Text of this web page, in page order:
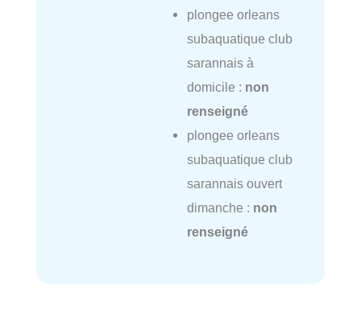
plongee orleans
subaquatique club
sarannais à
domicile : non
renseigné
plongee orleans
subaquatique club
sarannais ouvert
dimanche : non
renseigné